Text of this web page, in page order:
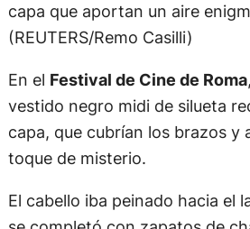
capa que aportan un aire
(REUTERS/Remo Casilli)
En el Festival de Cine de Roma
vestido negro midi de silueta
capa, que cubrían los brazos y
toque de misterio.
El cabello iba peinado hacia el